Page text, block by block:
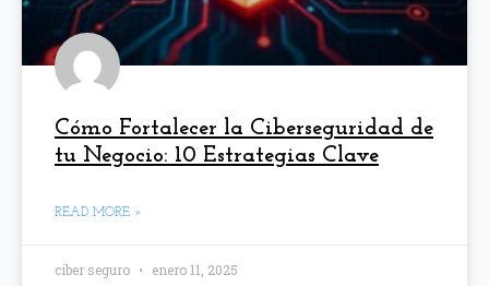
Cómo Fortalecer la Ciberseguridad de
tu Negocio: 10 Estrategias Clave
READ MORE »
ciber seguro enero 11, 2025